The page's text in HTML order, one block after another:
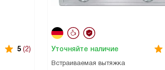
5 (2) Уточняйте наличие
Встраиваемая вытяжка